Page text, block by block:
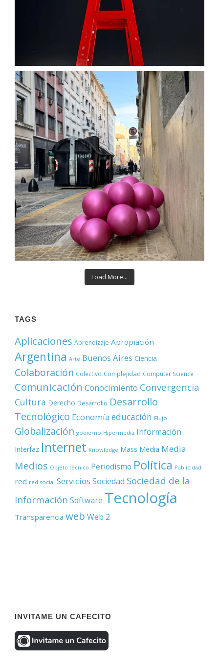
Load More...
TAGS
Aplicaciones Aprendizaje Apropiación
Argentina Arte Buenos Aires Ciencia
Colaboración Colectivo Complejidad Computer Science
Comunicación Conocimiento Convergencia
Cultura Derecho Desarrollo Desarrollo
Tecnológico Economía educación Flujo
Globalización gobierno Hipermedia Información
Interfaz Internet Knowledge Mass Media Media
Medios Objeto técnico Periodismo Política Publicidad
red red social Servicios Sociedad Sociedad de la
Información Software Tecnología
Transparencia web Web 2
INVITAME UN CAFECITO